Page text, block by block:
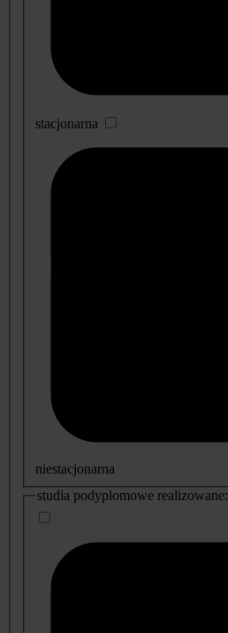
stacjonarna
niestacjonarna
studia podyplomowe realizowane: